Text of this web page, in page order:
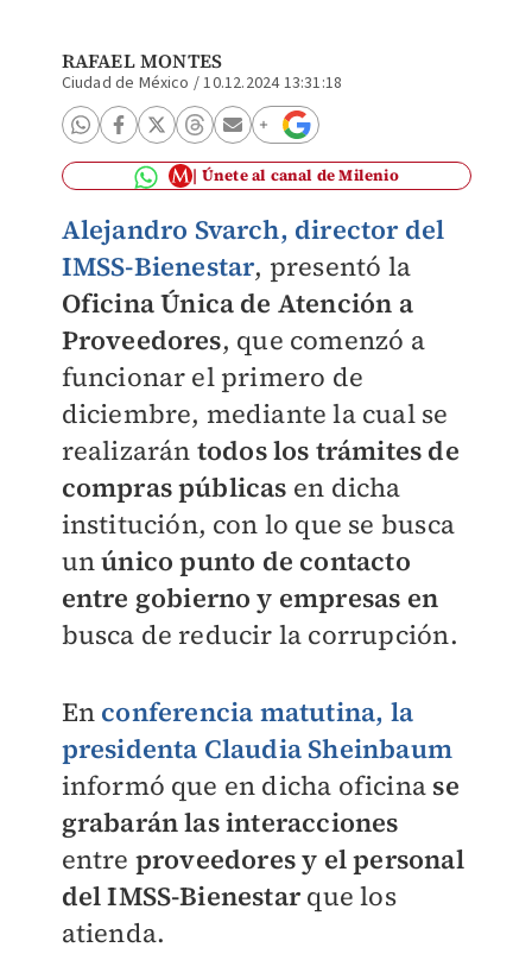
RAFAEL MONTES
Ciudad de México /10.12.2024 13:31:18
Únete al canal de Milenio
Alejandro Svarch, director del
IMSS-Bienestar, presentó la
Oficina Única de Atención a
Proveedores, que comenzó a
funcionar el primero de
diciembre, mediante la cual se
realizarán todos los trámites de
compras públicas en dicha
institución, con lo que se busca
unúnico punto de contacto
entre gobierno y empresas en
busca de reducir la corrupción.
En conferencia matutina, la
presidenta Claudia Sheinbaum
informó que en dicha oficina se
grabarán las interacciones
entre proveedores y el personal
del IMSS-Bienestarque los
atienda.